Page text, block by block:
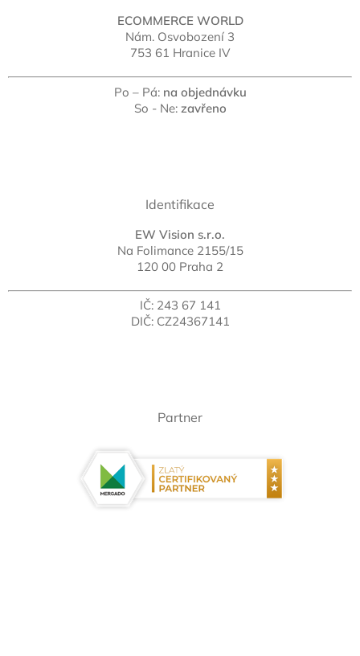
ECOMMERCE WORLD
Nám. Osvobození 3
753 61 Hranice IV
Po – Pá: na objednávku
So - Ne: zavřeno
Identifikace
EW Vision s.r.o.
Na Folimance 2155/15
120 00 Praha 2
IČ: 243 67 141
DIČ: CZ24367141
Partner